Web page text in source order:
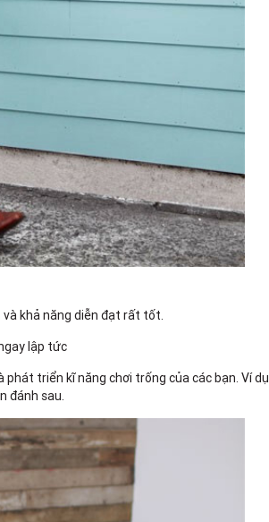
và khả năng diễn đạt rất tốt.
lập tức
phát triển kĩ năng chơi trống của các bạn. Ví dụ
đánh sau.